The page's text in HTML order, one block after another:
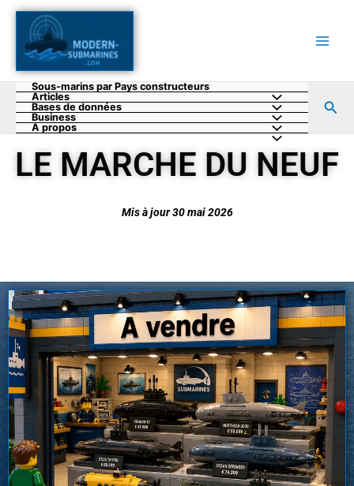
Aller
contenu
Sous-marins par Pays constructeurs
Articles
Bases de données
Business
A propos
LE MARCHE DU NEUF
Mis à jour 30 mai 2026